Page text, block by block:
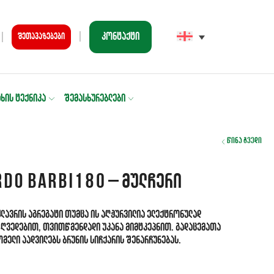
შეთავაზებები კონტაქტი
ᲢᲔᲥᲜᲘᲙᲐ ᲨᲔᲛᲐᲡᲮᲣᲠᲔᲑᲚᲔᲑᲘ
წინა გვედი
BARBI180 – მულჩერი
აგრეგატი თუმცა ის აღჭურვილია ელექტრონულად
თვითწმენდადი უკანა მიმტკეპნით. გადაცემათა
აადვილებს ბრუნის სიჩქარის შენარჩუნებას.